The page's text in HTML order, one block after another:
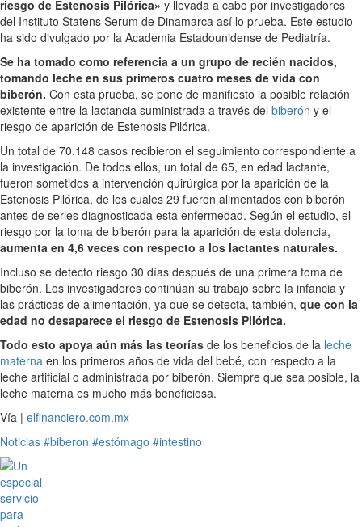
riesgo de Estenosis Pilórica» y llevada a cabo por investigadores
del Instituto Statens Serum de Dinamarca así lo prueba. Este estudio
ha sido divulgado por la Academia Estadounidense de Pediatría.
Se ha tomado como referencia a un grupo de recién nacidos,
tomando leche en sus primeros cuatro meses de vida con
biberón. Con esta prueba, se pone de manifiesto la posible relación
existente entre la lactancia suministrada a través del biberón y el
riesgo de aparición de Estenosis Pilórica.
Un total de 70.148 casos recibieron el seguimiento correspondiente a
la investigación. De todos ellos, un total de 65, en edad lactante,
fueron sometidos a intervención quirúrgica por la aparición de la
Estenosis Pilórica, de los cuales 29 fueron alimentados con biberón
antes de serles diagnosticada esta enfermedad. Según el estudio, el
riesgo por la toma de biberón para la aparición de esta dolencia,
aumenta en 4,6 veces con respecto a los lactantes naturales.
Incluso se detecto riesgo 30 días después de una primera toma de
biberón. Los investigadores continúan su trabajo sobre la infancia y
las prácticas de alimentación, ya que se detecta, también, que con la
edad no desaparece el riesgo de Estenosis Pilórica.
Todo esto apoya aún más las teorías de los beneficios de la leche
materna en los primeros años de vida del bebé, con respecto a la
leche artificial o administrada por biberón. Siempre que sea posible, la
leche materna es mucho más beneficiosa.
Vía | elfinanciero.com.mx
Noticias #biberon #estómago #intestino